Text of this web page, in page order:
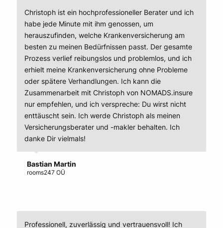
Christoph ist ein hochprofessioneller Berater und ich
habe jede Minute mit ihm genossen, um
herauszufinden, welche Krankenversicherung am
besten zu meinen Bedürfnissen passt. Der gesamte
Prozess verlief reibungslos und problemlos, und ich
erhielt meine Krankenversicherung ohne Probleme
oder spätere Verhandlungen. Ich kann die
Zusammenarbeit mit Christoph von NOMADS.insure
nur empfehlen, und ich verspreche: Du wirst nicht
enttäuscht sein. Ich werde Christoph als meinen
Versicherungsberater und -makler behalten. Ich
danke Dir vielmals!
Bastian Martin
rooms247 OÜ
Professionell, zuverlässig und vertrauensvoll! Ich